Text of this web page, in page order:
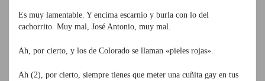
Es muy lamentable. Y encima escarnio y burla con lo del
cachorrito. Muy mal, José Antonio, muy mal.
Ah, por cierto, y los de Colorado se llaman «pieles rojas».
Ah (2), por cierto, siempre tienes que meter una cuñita gay en tus